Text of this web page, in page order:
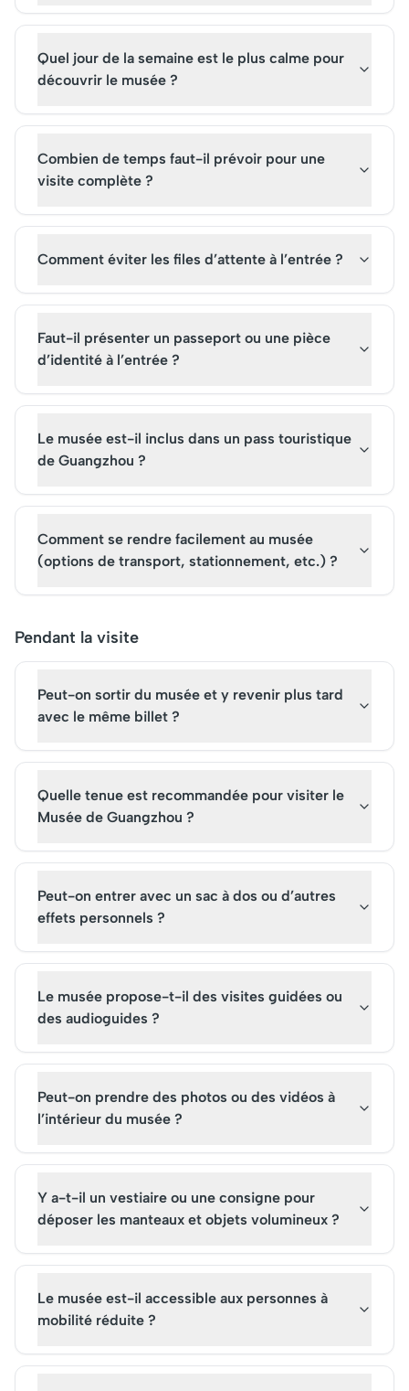
Quel jour de la semaine est le plus calme pour
découvrir le musée ?
Combien de temps faut-il prévoir pour une
visite complète ?
Comment éviter les files d’attente à l’entrée ?
Faut-il présenter un passeport ou une pièce
d’identité à l’entrée ?
Le musée est-il inclus dans un pass touristique
de Guangzhou ?
Comment se rendre facilement au musée
(options de transport, stationnement, etc.) ?
Pendant la visite
Peut-on sortir du musée et y revenir plus tard
avec le même billet ?
Quelle tenue est recommandée pour visiter le
Musée de Guangzhou ?
Peut-on entrer avec un sac à dos ou d’autres
effets personnels ?
Le musée propose-t-il des visites guidées ou
des audioguides ?
Peut-on prendre des photos ou des vidéos à
l’intérieur du musée ?
Y a-t-il un vestiaire ou une consigne pour
déposer les manteaux et objets volumineux ?
Le musée est-il accessible aux personnes à
mobilité réduite ?